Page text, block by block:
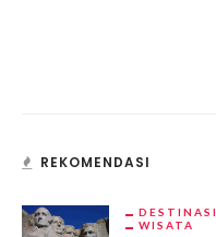
REKOMENDASI
DESTINASI
WISATA